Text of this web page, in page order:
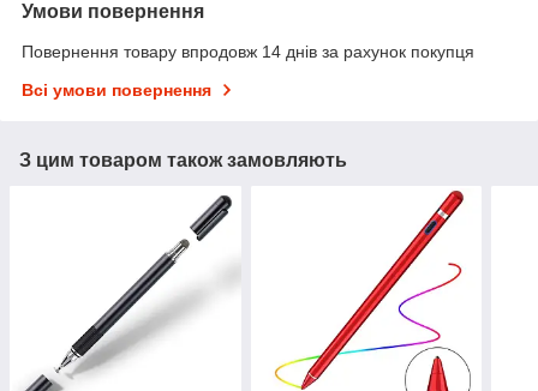
Умови повернення
Повернення товару впродовж 14 днів за рахунок покупця
Всі умови повернення
З цим товаром також замовляють